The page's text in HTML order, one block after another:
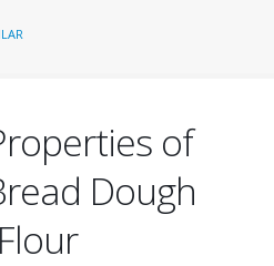
of
Dough